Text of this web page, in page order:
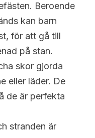
Beroende
kan barn
för att gå till
på stan.
skor gjorda
eller läder. De
de är perfekta
stranden är